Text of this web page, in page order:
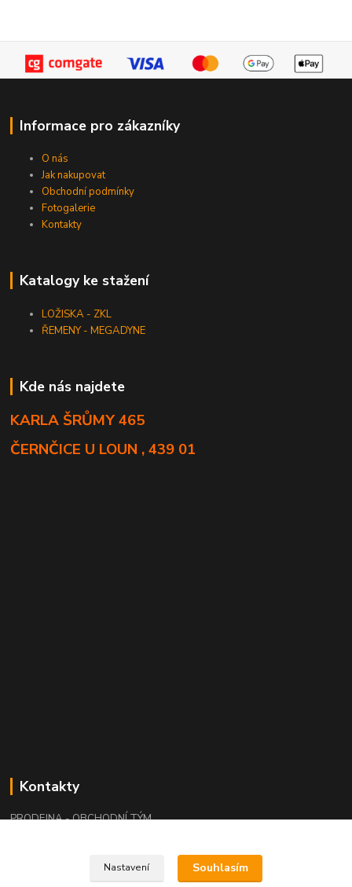
Informace pro zákazníky
O nás
Jak nakupovat
Obchodní podmínky
Fotogalerie
Kontakty
Katalogy ke stažení
LOŽISKA - ZKL
ŘEMENY - MEGADYNE
Kde nás najdete
KARLA ŠRŮMY 465
ČERNČICE U LOUN , 439 01
Kontakty
PRODEJNA - OBCHODNÍ TÝM
info@waloza.cz
Nastavení Souhlasím